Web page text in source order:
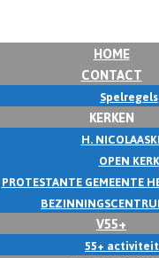
HOME
CONTACT
Spelregels
KERKEN
H.
OPEN KERK
PROTESTANTE GEMEENTE
V55+
55+